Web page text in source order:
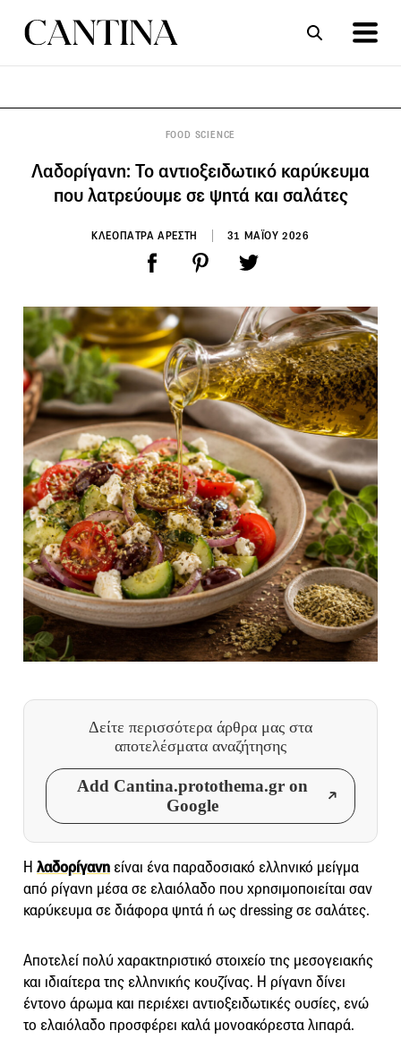
FOOD SCIENCE
Λαδορίγανη: Το αντιοξειδωτικό καρύκευμα
που λατρεύουμε σε ψητά και σαλάτες
ΚΛΕΟΠΑΤΡΑ ΑΡΕΣΤΗ 31 ΜΑΪΟΥ 2026
Δείτε περισσότερα άρθρα μας στα
αποτελέσματα αναζήτησης
Add Cantina.protothema.gr on
Google
Η λαδορίγανη είναι ένα παραδοσιακό ελληνικό μείγμα
από ρίγανη μέσα σε ελαιόλαδο που χρησιμοποιείται σαν
καρύκευμα σε διάφορα ψητά ή ως dressing σε σαλάτες.
Αποτελεί πολύ χαρακτηριστικό στοιχείο της μεσογειακής
και ιδιαίτερα της ελληνικής κουζίνας. Η ρίγανη δίνει
έντονο άρωμα και περιέχει αντιοξειδωτικές ουσίες, ενώ
το ελαιόλαδο προσφέρει καλά μονοακόρεστα λιπαρά.